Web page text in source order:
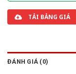
TẢI BẢNG GIÁ
ĐÁNH GIÁ (0)